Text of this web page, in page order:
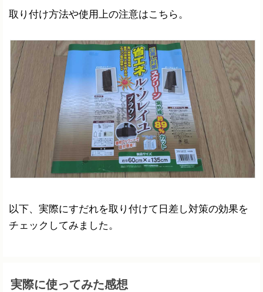
取り付け方法や使用上の注意はこちら。
以下、実際にすだれを取り付けて日差し対策の効果を
チェックしてみました。
実際に使ってみた感想